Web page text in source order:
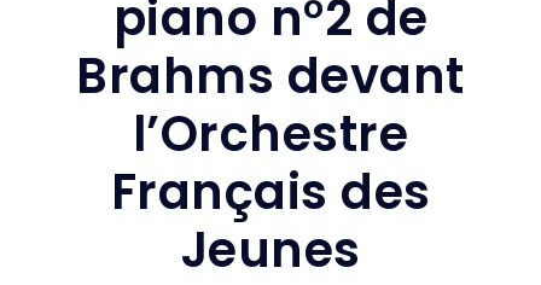
piano n°2 de
Brahms devant
l’Orchestre
Français des
Jeunes